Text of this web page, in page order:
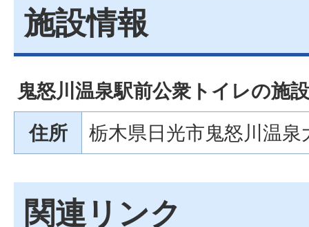
施設情報
鬼怒川温泉駅前公衆トイレの施
住所
栃木県日光市鬼怒川温
関連リンク